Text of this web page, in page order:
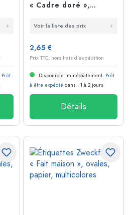
Prêt
« Cadre doré »,
or
Voir la liste des prix
2,65 €
Prix TTC, hors frais d'expédition
Disponible immédiatement. Prêt
à être expédié dans : 1 à 2 jours
Détails